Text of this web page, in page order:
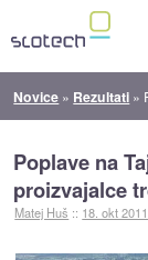
Novice » Rezultati »
Poplave na
proizvajalce
Matej Huš :: 18. okt 2011